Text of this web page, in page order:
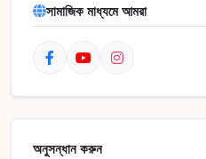
সামাজিক মাধ্যমে আমরা
অনুসন্ধান করুন